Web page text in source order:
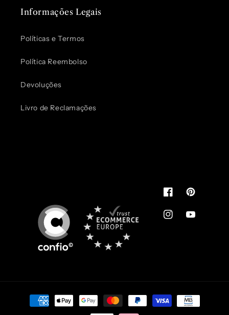
Informações Legais
Políticas e Termos
Política Reembolso
Devoluções
Livro de Reclamações
FacebookPinterest
InstagramYouTube
Métodos